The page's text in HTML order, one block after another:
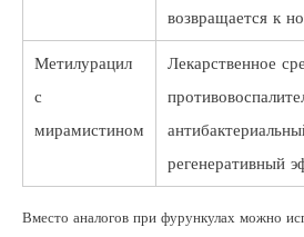
возвращается к
Метилурацил
с
мирамистином
Лекарственное
регенеративный
Вместо аналогов при фурункулах можно